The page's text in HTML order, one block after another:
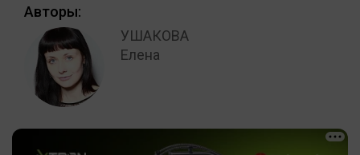
Авторы:
УШАКОВА
Елена